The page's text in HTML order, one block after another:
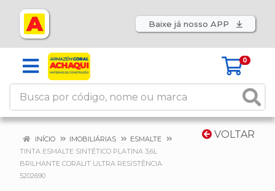
Baixe já nosso APP
0
VOLTAR
INÍCIO IMOBILIÁRIAS
ESMALTE
TINTA ESMALTE SINTÉTICO PLATINA 3,6L
BRILHANTE CORALIT ULTRA RESISTÊNCIA
5202690